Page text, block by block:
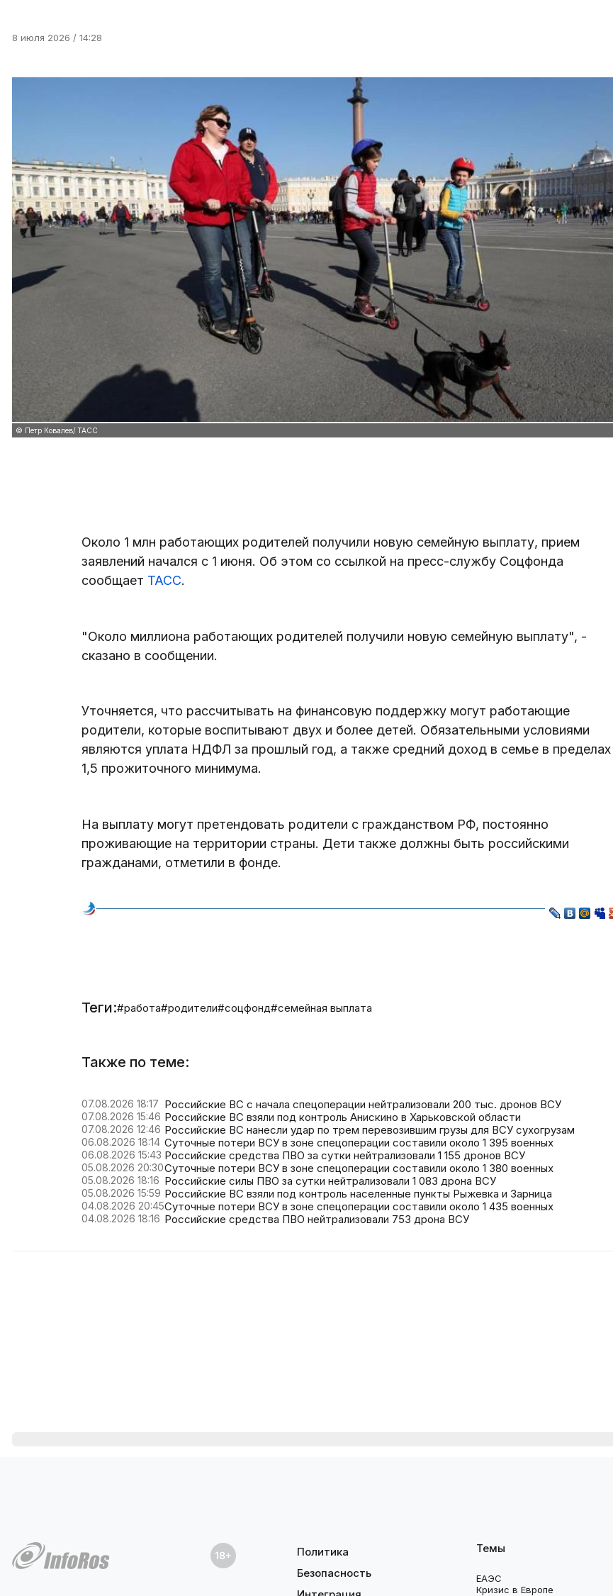
8 июля 2026 / 14:28
© Петр Ковалев/ ТАСС
Около 1 млн работающих родителей получили новую семейную выплату, прием
заявлений начался с 1 июня. Об этом со ссылкой на пресс-службу Соцфонда
сообщает ТАСС.
"Около миллиона работающих родителей получили новую семейную выплату", -
сказано в сообщении.
Уточняется, что рассчитывать на финансовую поддержку могут работающие
родители, которые воспитывают двух и более детей. Обязательными условиями
являются уплата НДФЛ за прошлый год, а также средний доход в семье в пределах
1,5 прожиточного минимума.
На выплату могут претендовать родители с гражданством РФ, постоянно
проживающие на территории страны. Дети также должны быть российскими
гражданами, отметили в фонде.
Теги:#работа#родители#соцфонд#семейная выплата
Также по теме:
07.08.2026 18:17 Российские ВС с начала спецоперации нейтрализовали 200 тыс. дронов ВСУ
07.08.2026 15:46 Российские ВС взяли под контроль Анискино в Харьковской области
07.08.2026 12:46 Российские ВС нанесли удар по трем перевозившим грузы для ВСУ сухогрузам
06.08.2026 18:14 Суточные потери ВСУ в зоне спецоперации составили около 1 395 военных
06.08.2026 15:43 Российские средства ПВО за сутки нейтрализовали 1 155 дронов ВСУ
05.08.2026 20:30Суточные потери ВСУ в зоне спецоперации составили около 1 380 военных
05.08.2026 18:16 Российские силы ПВО за сутки нейтрализовали 1 083 дрона ВСУ
05.08.2026 15:59 Российские ВС взяли под контроль населенные пункты Рыжевка и Зарница
04.08.2026 20:45Суточные потери ВСУ в зоне спецоперации составили около 1 435 военных
04.08.2026 18:16 Российские средства ПВО нейтрализовали 753 дрона ВСУ
Политика
Безопасность
Темы
ЕАЭС
Кризис в Европе